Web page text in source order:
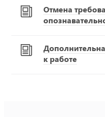
Отмена
к работе